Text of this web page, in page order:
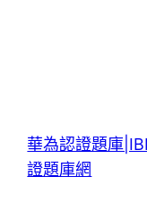
華為認證題庫
證題庫網